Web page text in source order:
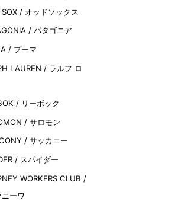
SOX / オッドソックス
/ パタゴニア
/ プーマ
LAUREN / ラルフ ロ
/ リーボック
/ サロモン
/ サッカニー
/ スパイダー
WORKERS CLUB /
ーワ